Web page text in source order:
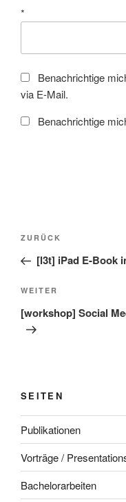
*
Benachrichtige
via E-Mail.
Benachrichtige
Beitragsnavigation
Vorheriger
Beitrag
ZURÜCK
[l3t] iPad E-Book
Nächster
Beitrag
WEITER
[workshop] Social
SEITEN
Publikationen
Vorträge /
Bachelorarbeiten